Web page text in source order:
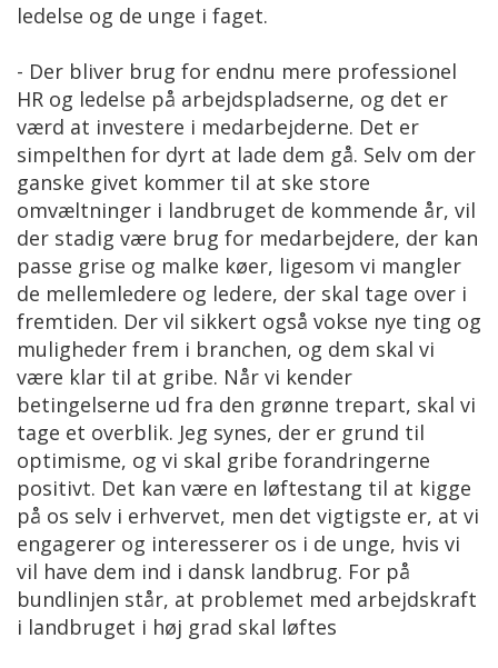
ledelse og de unge i faget.
- Der bliver brug for endnu mere professionel
HR og ledelse på arbejdspladserne, og det er
værd at investere i medarbejderne. Det er
simpelthen for dyrt at lade dem gå. Selv om der
ganske givet kommer til at ske store
omvæltninger i landbruget de kommende år, vil
der stadig være brug for medarbejdere, der kan
passe grise og malke køer, ligesom vi mangler
de mellemledere og ledere, der skal tage over i
fremtiden. Der vil sikkert også vokse nye ting og
muligheder frem i branchen, og dem skal vi
være klar til at gribe. Når vi kender
betingelserne ud fra den grønne trepart, skal vi
tage et overblik. Jeg synes, der er grund til
optimisme, og vi skal gribe forandringerne
positivt. Det kan være en løftestang til at kigge
på os selv i erhvervet, men det vigtigste er, at vi
engagerer og interesserer os i de unge, hvis vi
vil have dem ind i dansk landbrug. For på
bundlinjen står, at problemet med arbejdskraft
i landbruget i høj grad skal løftes